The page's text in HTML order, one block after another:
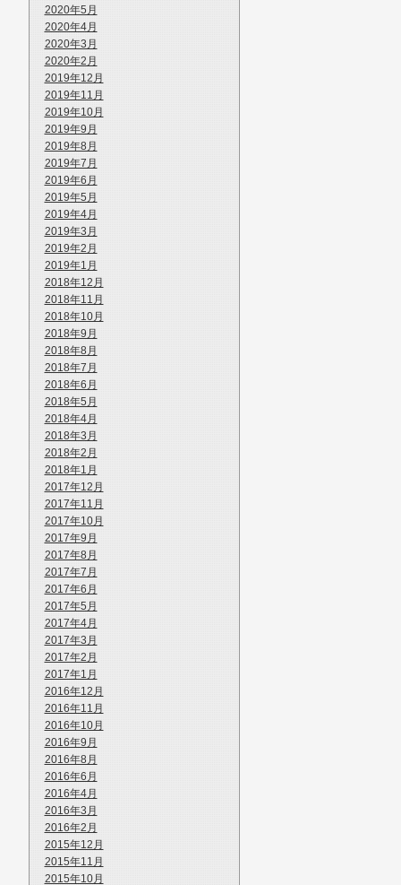
2020年5月
2020年4月
2020年3月
2020年2月
2019年12月
2019年11月
2019年10月
2019年9月
2019年8月
2019年7月
2019年6月
2019年5月
2019年4月
2019年3月
2019年2月
2019年1月
2018年12月
2018年11月
2018年10月
2018年9月
2018年8月
2018年7月
2018年6月
2018年5月
2018年4月
2018年3月
2018年2月
2018年1月
2017年12月
2017年11月
2017年10月
2017年9月
2017年8月
2017年7月
2017年6月
2017年5月
2017年4月
2017年3月
2017年2月
2017年1月
2016年12月
2016年11月
2016年10月
2016年9月
2016年8月
2016年6月
2016年4月
2016年3月
2016年2月
2015年12月
2015年11月
2015年10月